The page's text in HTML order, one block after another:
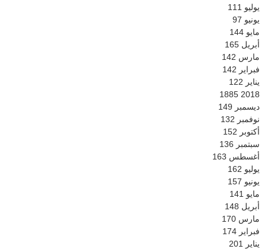
يوليو 111
يونيو 97
مايو 144
أبريل 165
مارس 142
فبراير 142
يناير 122
2018
1885
ديسمبر 149
نوفمبر 132
أكتوبر 152
سبتمبر 136
أغسطس 163
يوليو 162
يونيو 157
مايو 141
أبريل 148
مارس 170
فبراير 174
يناير
201